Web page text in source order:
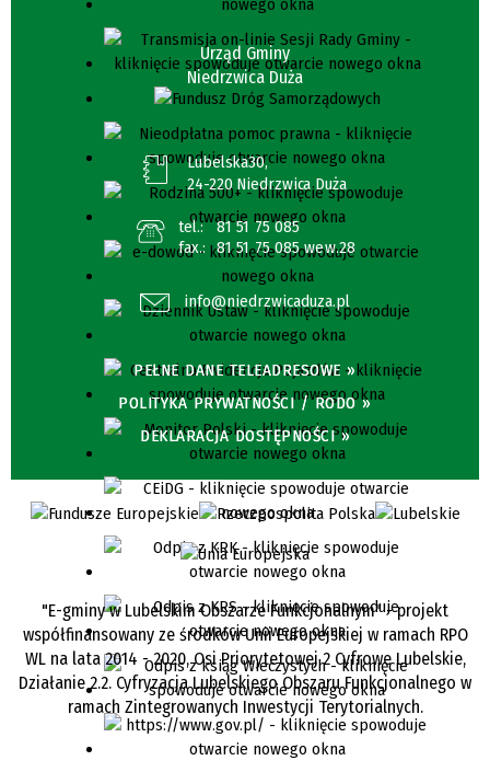
Urząd Gminy
Niedrzwica Duża
Lubelska30,
24-220 Niedrzwica Duża
tel.:
81 51 75 085
fax.:
81 51 75 085 wew.28
info@niedrzwicaduza.pl
PEŁNE DANE TELEADRESOWE »
POLITYKA PRYWATNOŚCI / RODO »
DEKLARACJA DOSTĘPNOŚCI »
"E-gminy w Lubelskim Obszarze Funkcjonalnym" - projekt
współfinansowany ze środków Unii Europejskiej w ramach RPO
WL na lata 2014 - 2020, Osi Priorytetowej 2 Cyfrowe Lubelskie,
Działanie 2.2. Cyfryzacja Lubelskiego Obszaru Funkcjonalnego w
ramach Zintegrowanych Inwestycji Terytorialnych.